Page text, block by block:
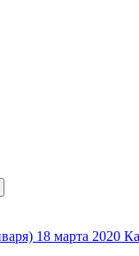
18 марта 2020